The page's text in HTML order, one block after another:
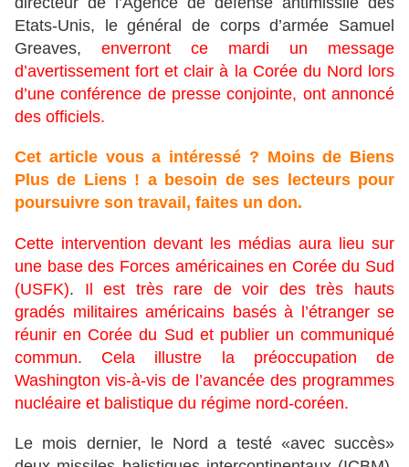
Etats-Unis, le général de corps d’armée Samuel
Greaves, enverront ce mardi un message
d’avertissement fort et clair à la Corée du Nord lors
d’une conférence de presse conjointe, ont annoncé
des officiels.
Cet article vous a intéressé ? Moins de Biens
Plus de Liens ! a besoin de ses lecteurs pour
poursuivre son travail, faites un don.
Cette intervention devant les médias aura lieu sur
une base des Forces américaines en Corée du Sud
(USFK). Il est très rare de voir des très hauts
gradés militaires américains basés à l’étranger se
réunir en Corée du Sud et publier un communiqué
commun. Cela illustre la préoccupation de
Washington vis-à-vis de l’avancée des programmes
nucléaire et balistique du régime nord-coréen.
Le mois dernier, le Nord a testé «avec succès»